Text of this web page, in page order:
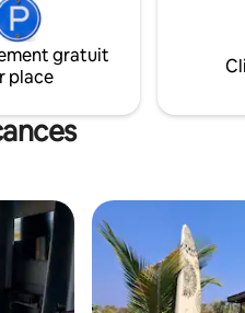
lieu
dans
enfants et les
profitant de la
autres. Le siavonga
idéal pour le plaisir
gratuit
place